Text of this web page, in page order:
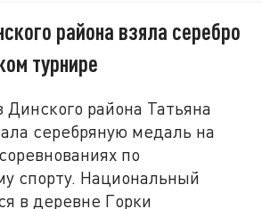
района взяла серебро
турнире
района Татьяна
серебряную медаль на
по
спорту. Национальный
в деревне Горки